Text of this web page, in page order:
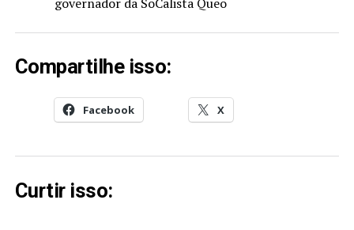
Compartilhe isso:
Facebook X
Curtir isso: